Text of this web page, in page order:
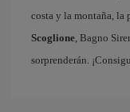
costa y la montaña, la
Scoglione, Bagno
sorprenderán.